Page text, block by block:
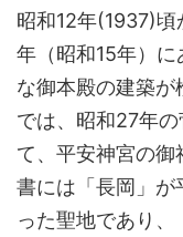
昭和12年(1937)
年（昭和15年）
な御本殿の建築
では、昭和27年
て、平安神宮の
書には「長岡」が
った聖地であり